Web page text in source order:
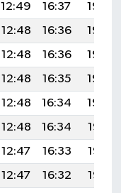
12:49 16:37
19:44
12:48 16:36
19:43
12:48 16:36
19:42
12:48 16:35
19:40
12:48 16:34
19:39
12:48 16:34
19:37
12:47 16:33
19:36
12:47 16:32
19:35